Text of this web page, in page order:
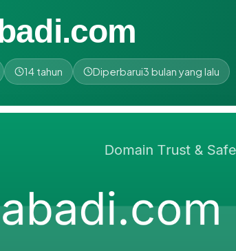
14 tahun Diperbarui3 bulan yang lalu